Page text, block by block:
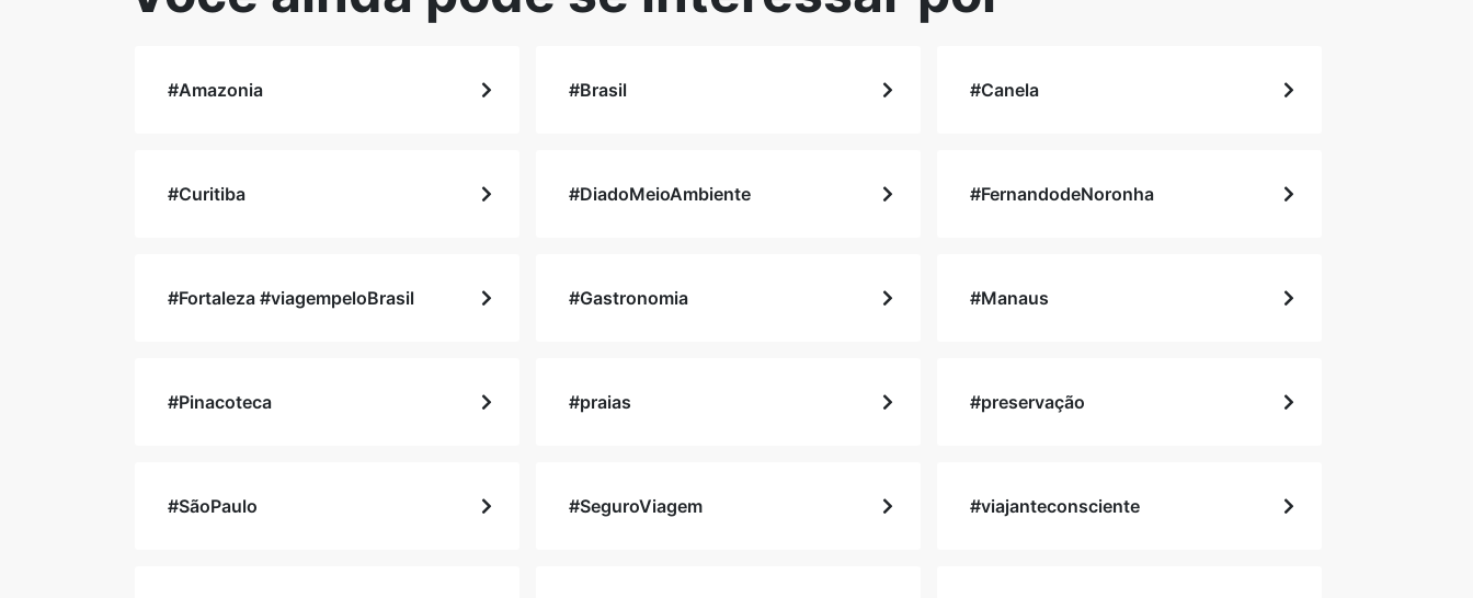
#Amazonia #Brasil #Canela
#Curitiba #DiadoMeioAmbiente #FernandodeNoronha
#Fortaleza #viagempeloBrasil #Gastronomia #Manaus
#Pinacoteca #praias #preservação
#SãoPaulo #SeguroViagem #viajanteconsciente